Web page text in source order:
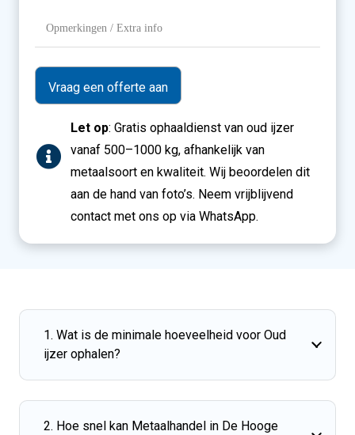
Extra
info
Let op: Gratis ophaaldienst van oud ijzer
vanaf 500–1000 kg, afhankelijk van
metaalsoort en kwaliteit. Wij beoordelen dit
aan de hand van foto’s. Neem vrijblijvend
contact met ons op via WhatsApp.
1. Wat is de minimale hoeveelheid voor Oud
ijzer ophalen?
2. Hoe snel kan Metaalhandel in De Hooge